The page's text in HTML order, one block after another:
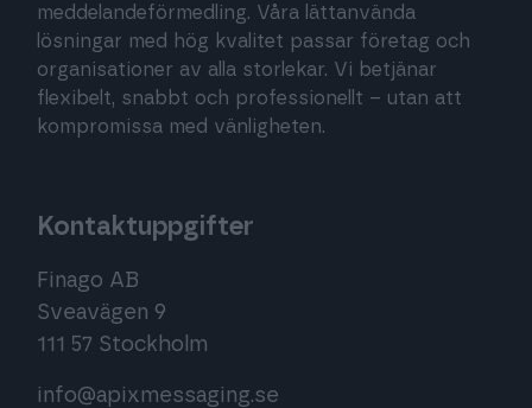
meddelandeförmedling. Våra lättanvända
lösningar med hög kvalitet passar företag och
organisationer av alla storlekar. Vi betjänar
flexibelt, snabbt och professionellt – utan att
kompromissa med vänligheten.
Kontaktuppgifter
Finago AB
Sveavägen 9
111 57 Stockholm
info@apixmessaging.se